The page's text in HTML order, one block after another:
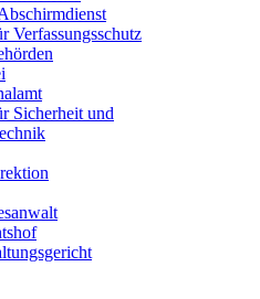
Verfassungsschutz
Sicherheit und